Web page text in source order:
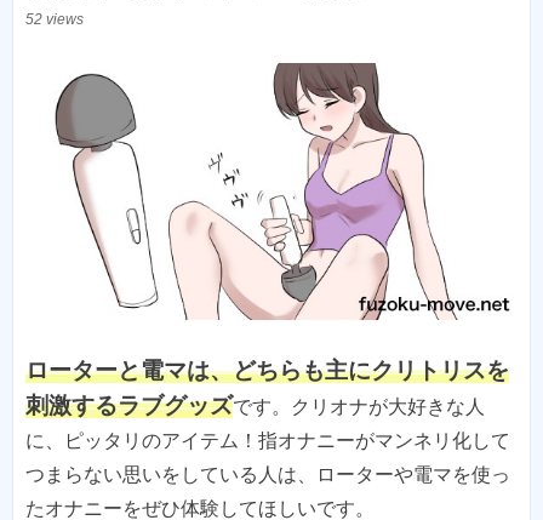
52 views
ローターと電マは、どちらも主にクリトリスを
刺激するラブグッズです。クリオナが大好きな人
に、ピッタリのアイテム！指オナニーがマンネリ化して
つまらない思いをしている人は、ローターや電マを使っ
たオナニーをぜひ体験してほしいです。